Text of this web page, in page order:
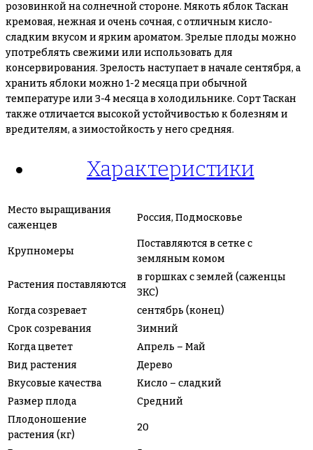
розовинкой на солнечной стороне. Мякоть яблок Таскан
кремовая, нежная и очень сочная, с отличным кисло-
сладким вкусом и ярким ароматом. Зрелые плоды можно
употреблять свежими или использовать для
консервирования. Зрелость наступает в начале сентября, а
хранить яблоки можно 1-2 месяца при обычной
температуре или 3-4 месяца в холодильнике. Сорт Таскан
также отличается высокой устойчивостью к болезням и
вредителям, а зимостойкость у него средняя.
Характеристики
Место выращивания
саженцев
Россия, Подмосковье
Крупномеры
Поставляются в сетке с
земляным комом
Растения поставляются
в горшках с землей (саженцы
ЗКС)
Когда созревает
сентябрь (конец)
Срок созревания
Зимний
Когда цветет
Апрель – Май
Вид растения
Дерево
Вкусовые качества
Кисло – сладкий
Размер плода
Средний
Плодоношение
растения (кг)
20